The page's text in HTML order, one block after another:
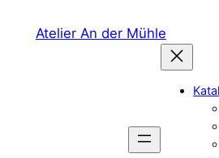
InhaltAtelier An der Mühle